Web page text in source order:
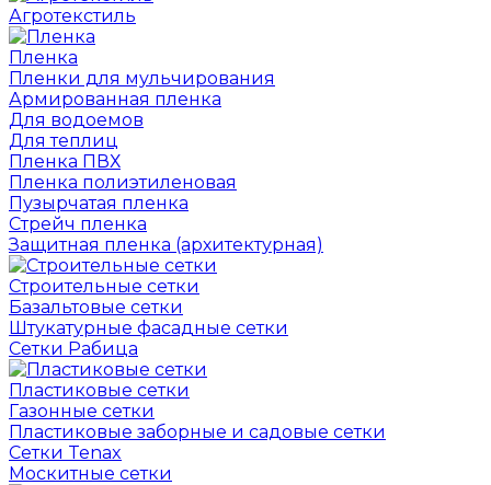
Агротекстиль
Пленка
Пленки для мульчирования
Армированная пленка
Для водоемов
Для теплиц
Пленка ПВХ
Пленка полиэтиленовая
Пузырчатая пленка
Cтрейч пленка
Защитная пленка (архитектурная)
Строительные сетки
Базальтовые сетки
Штукатурные фасадные сетки
Сетки Рабица
Пластиковые сетки
Газонные сетки
Пластиковые заборные и садовые сетки
Сетки Tenax
Москитные сетки